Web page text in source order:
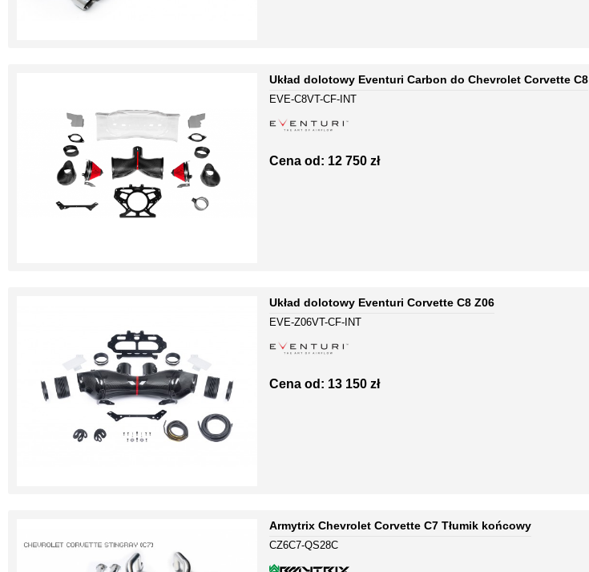
Układ dolotowy Eventuri Carbon do Chevrolet Corvette C8
EVE-C8VT-CF-INT
Cena od: 12 750 zł
Układ dolotowy Eventuri Corvette C8 Z06
EVE-Z06VT-CF-INT
Cena od: 13 150 zł
Armytrix Chevrolet Corvette C7 Tłumik końcowy
CZ6C7-QS28C